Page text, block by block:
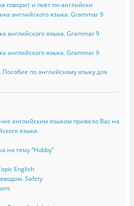
говорит и поёт по-английски
английского языка. Grammar 9
английского языка. Grammar 9
английского языка. Grammar 9
Пособие по английскому языку для
английским языком привело Вас на
языка.
на тему “Hobby”
English
Safety